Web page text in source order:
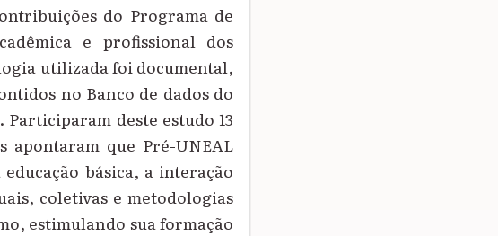
do Programa de
e profissional dos
utilizada foi documental,
no Banco de dados do
Participaram deste estudo 13
apontaram que Pré-UNEAL
básica, a interação
coletivas e metodologias
estimulando sua formação